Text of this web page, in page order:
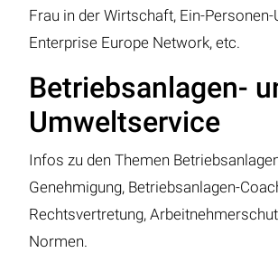
Frau in der Wirtschaft, Ein-
Enterprise Europe Network, etc.
Betriebsanlagen-
Umweltservice
Infos zu den Themen
Genehmigung, Betriebsanlagen-
Rechtsvertretung,
Normen.